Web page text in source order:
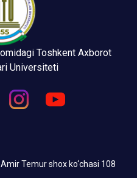
Toshkent Axborot
Universiteti
Temur shox ko‘chasi 108